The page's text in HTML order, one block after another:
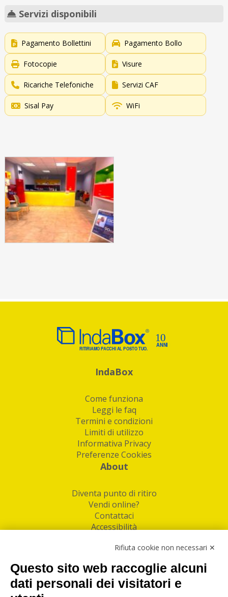
Servizi disponibili
Pagamento Bollettini Pagamento Bollo
Fotocopie Visure
Ricariche Telefoniche Servizi CAF
Sisal Pay WiFi
IndaBox
Come funziona
Leggi le faq
Termini e condizioni
Limiti di utilizzo
Informativa Privacy
Preferenze Cookies
About
Diventa punto di ritiro
Vendi online?
Contattaci
Accessibilità
Facebook
Linkedin
Rifiuta cookie non necessari ✕
Questo sito web raccoglie alcuni
dati personali dei visitatori e